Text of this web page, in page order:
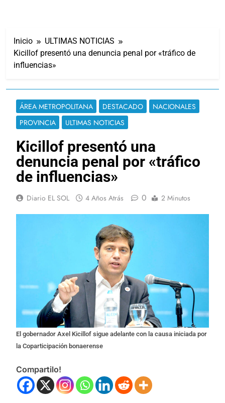
Inicio
ULTIMAS NOTICIAS
Kicillof presentó una denuncia penal por «tráfico de
influencias»
ÁREA METROPOLITANA DESTACADO
NACIONALES
PROVINCIA
ULTIMAS NOTICIAS
Kicillof presentó una
denuncia penal por «tráfico
de influencias»
Diario EL SOL 4 Años Atrás 0 2 Minutos
El gobernador Axel Kicillof sigue adelante con la causa iniciada por
la Coparticipación bonaerense
Compartilo!